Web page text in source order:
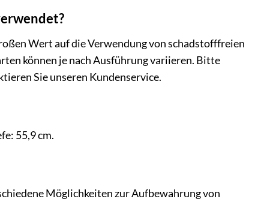
Wert auf die Verwendung von schadstofffreien
können je nach Ausführung variieren. Bitte
Sie unseren Kundenservice.
55,9 cm.
Möglichkeiten zur Aufbewahrung von